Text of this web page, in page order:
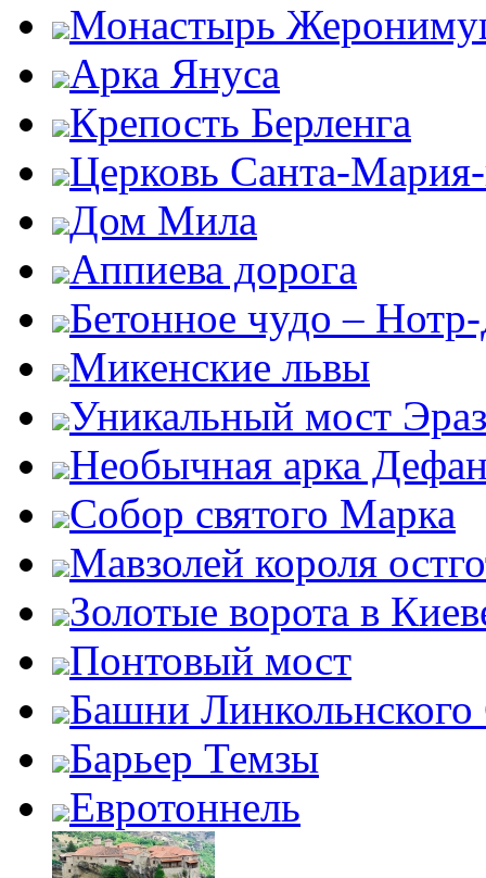
Монастырь
Арка Януса
Крепость Берленга
Церковь Санта-
Дом Мила
Аппиева дорога
Бетонное чудо –
Микенские львы
Уникальный мост
Необычная арка
Собор святого Марка
Мавзолей короля
Золотые ворота в
Понтовый мост
Башни
Барьер Темзы
Евротоннель